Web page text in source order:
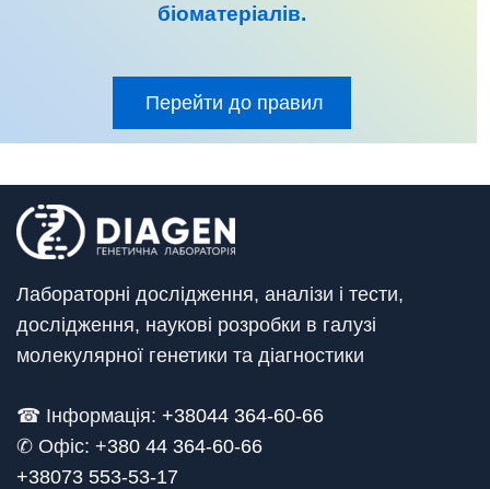
біоматеріалів.
Перейти до правил
Лабораторні дослідження, аналізи і тести,
дослідження, наукові розробки в галузі
молекулярної генетики та діагностики
☎ Інформація: +38044 364-60-66
✆ Офіс: +380 44 364-60-66
+38073 553-53-17